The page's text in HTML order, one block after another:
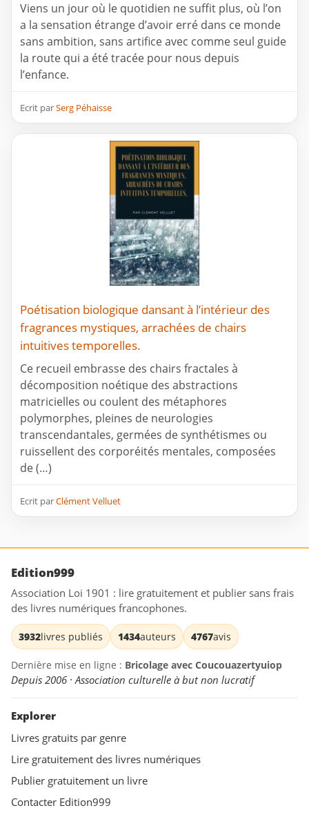
Viens un jour où le quotidien ne suffit plus, où l’on
a la sensation étrange d’avoir erré dans ce monde
sans ambition, sans artifice avec comme seul guide
la route qui a été tracée pour nous depuis
l’enfance.
Ecrit parSerg Péhaisse
Poétisation biologique dansant à l’intérieur des
fragrances mystiques, arrachées de chairs
intuitives temporelles.
Ce recueil embrasse des chairs fractales à
décomposition noétique des abstractions
matricielles ou coulent des métaphores
polymorphes, pleines de neurologies
transcendantales, germées de synthétismes ou
ruissellent des corporéités mentales, composées
de (…)
Ecrit parClément Velluet
Edition999
Association Loi 1901 : lire gratuitement et publier sans frais
des livres numériques francophones.
3932livres publiés 1434auteurs 4767avis
Dernière mise en ligne : Bricolage avec Coucouazertyuiop
Depuis 2006 · Association culturelle à but non lucratif
Explorer
Livres gratuits par genre
Lire gratuitement des livres numériques
Publier gratuitement un livre
Contacter Edition999